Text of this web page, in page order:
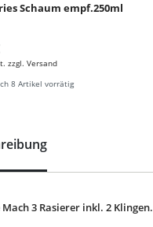
Schaum empf.250ml
zzgl. Versand
8 Artikel vorrätig
3 Rasierer inkl. 2 Klingen.